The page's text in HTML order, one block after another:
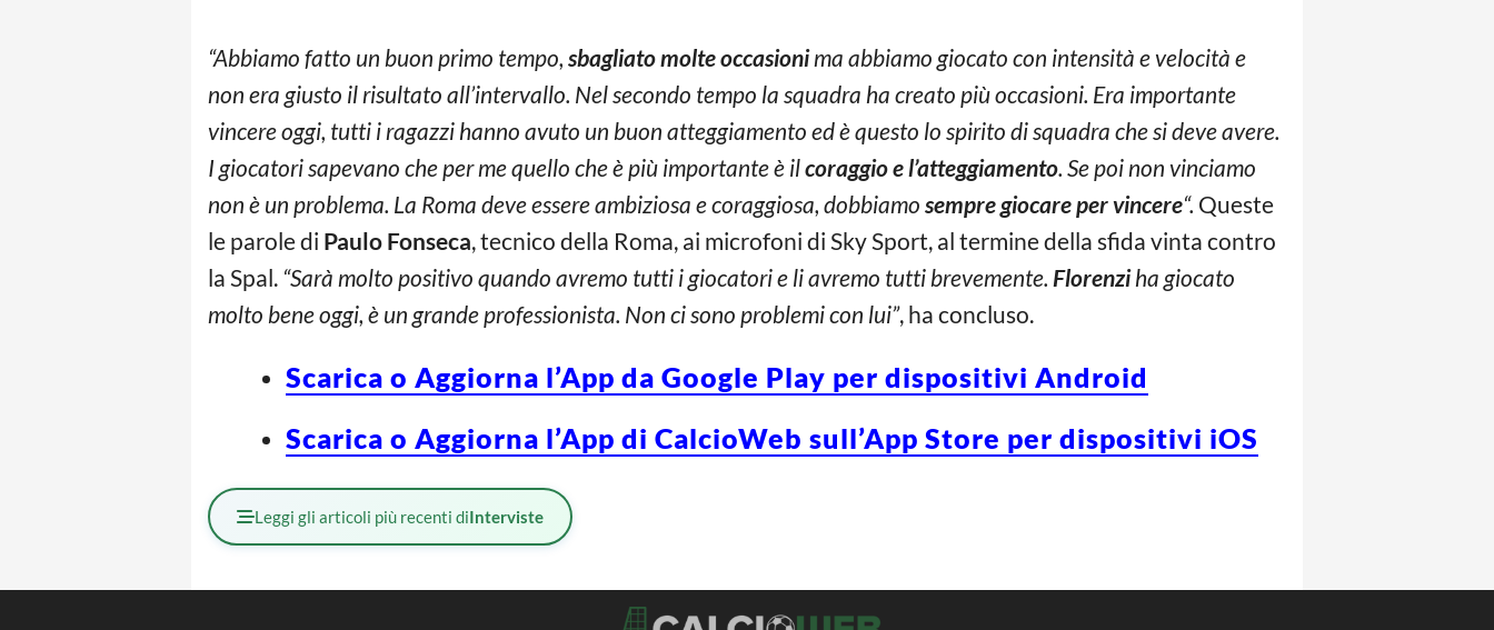
“Abbiamo fatto un buon primo tempo, sbagliato molte occasionima abbiamo giocato con intensità e velocità e
non era giusto il risultato all’intervallo. Nel secondo tempo la squadra ha creato più occasioni. Era importante
vincere oggi, tutti i ragazzi hanno avuto un buon atteggiamento ed è questo lo spirito di squadra che si deve avere.
I giocatori sapevano che per me quello che è più importante è ilcoraggio e l’atteggiamento. Se poi non vinciamo
non è un problema. La Roma deve essere ambiziosa e coraggiosa, dobbiamo sempre giocare per vincere“. Queste
le parole di Paulo Fonseca, tecnico della Roma, ai microfoni di Sky Sport, al termine della sfida vinta contro
la Spal. “Sarà molto positivo quando avremo tutti i giocatori e li avremo tutti brevemente. Florenziha giocato
molto bene oggi, è un grande professionista. Non ci sono problemi con lui”, ha concluso.
Scarica o Aggiorna l’App da Google Play per dispositivi Android
Scarica o Aggiorna l’App di CalcioWeb sull’App Store per dispositivi iOS
Leggi gli articoli più recenti diInterviste